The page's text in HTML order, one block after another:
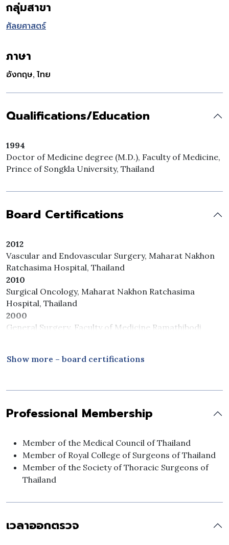
กลุ่มสาขา
ศัลยศาสตร์
ภาษา
อังกฤษ, ไทย
Qualifications/Education
1994
Doctor of Medicine degree (M.D.), Faculty of Medicine,
Prince of Songkla University, Thailand
Board Certifications
2012
Vascular and Endovascular Surgery, Maharat Nakhon
Ratchasima Hospital, Thailand
2010
Surgical Oncology, Maharat Nakhon Ratchasima
Hospital, Thailand
2000
General Surgery, Faculty of Medicine Ramathibodi
Show more – board certifications
Professional Membership
Member of the Medical Council of Thailand
Member of Royal College of Surgeons of Thailand
Member of the Society of Thoracic Surgeons of
Thailand
เวลาออกตรวจ